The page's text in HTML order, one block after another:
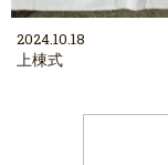
2024.10.18
上棟式